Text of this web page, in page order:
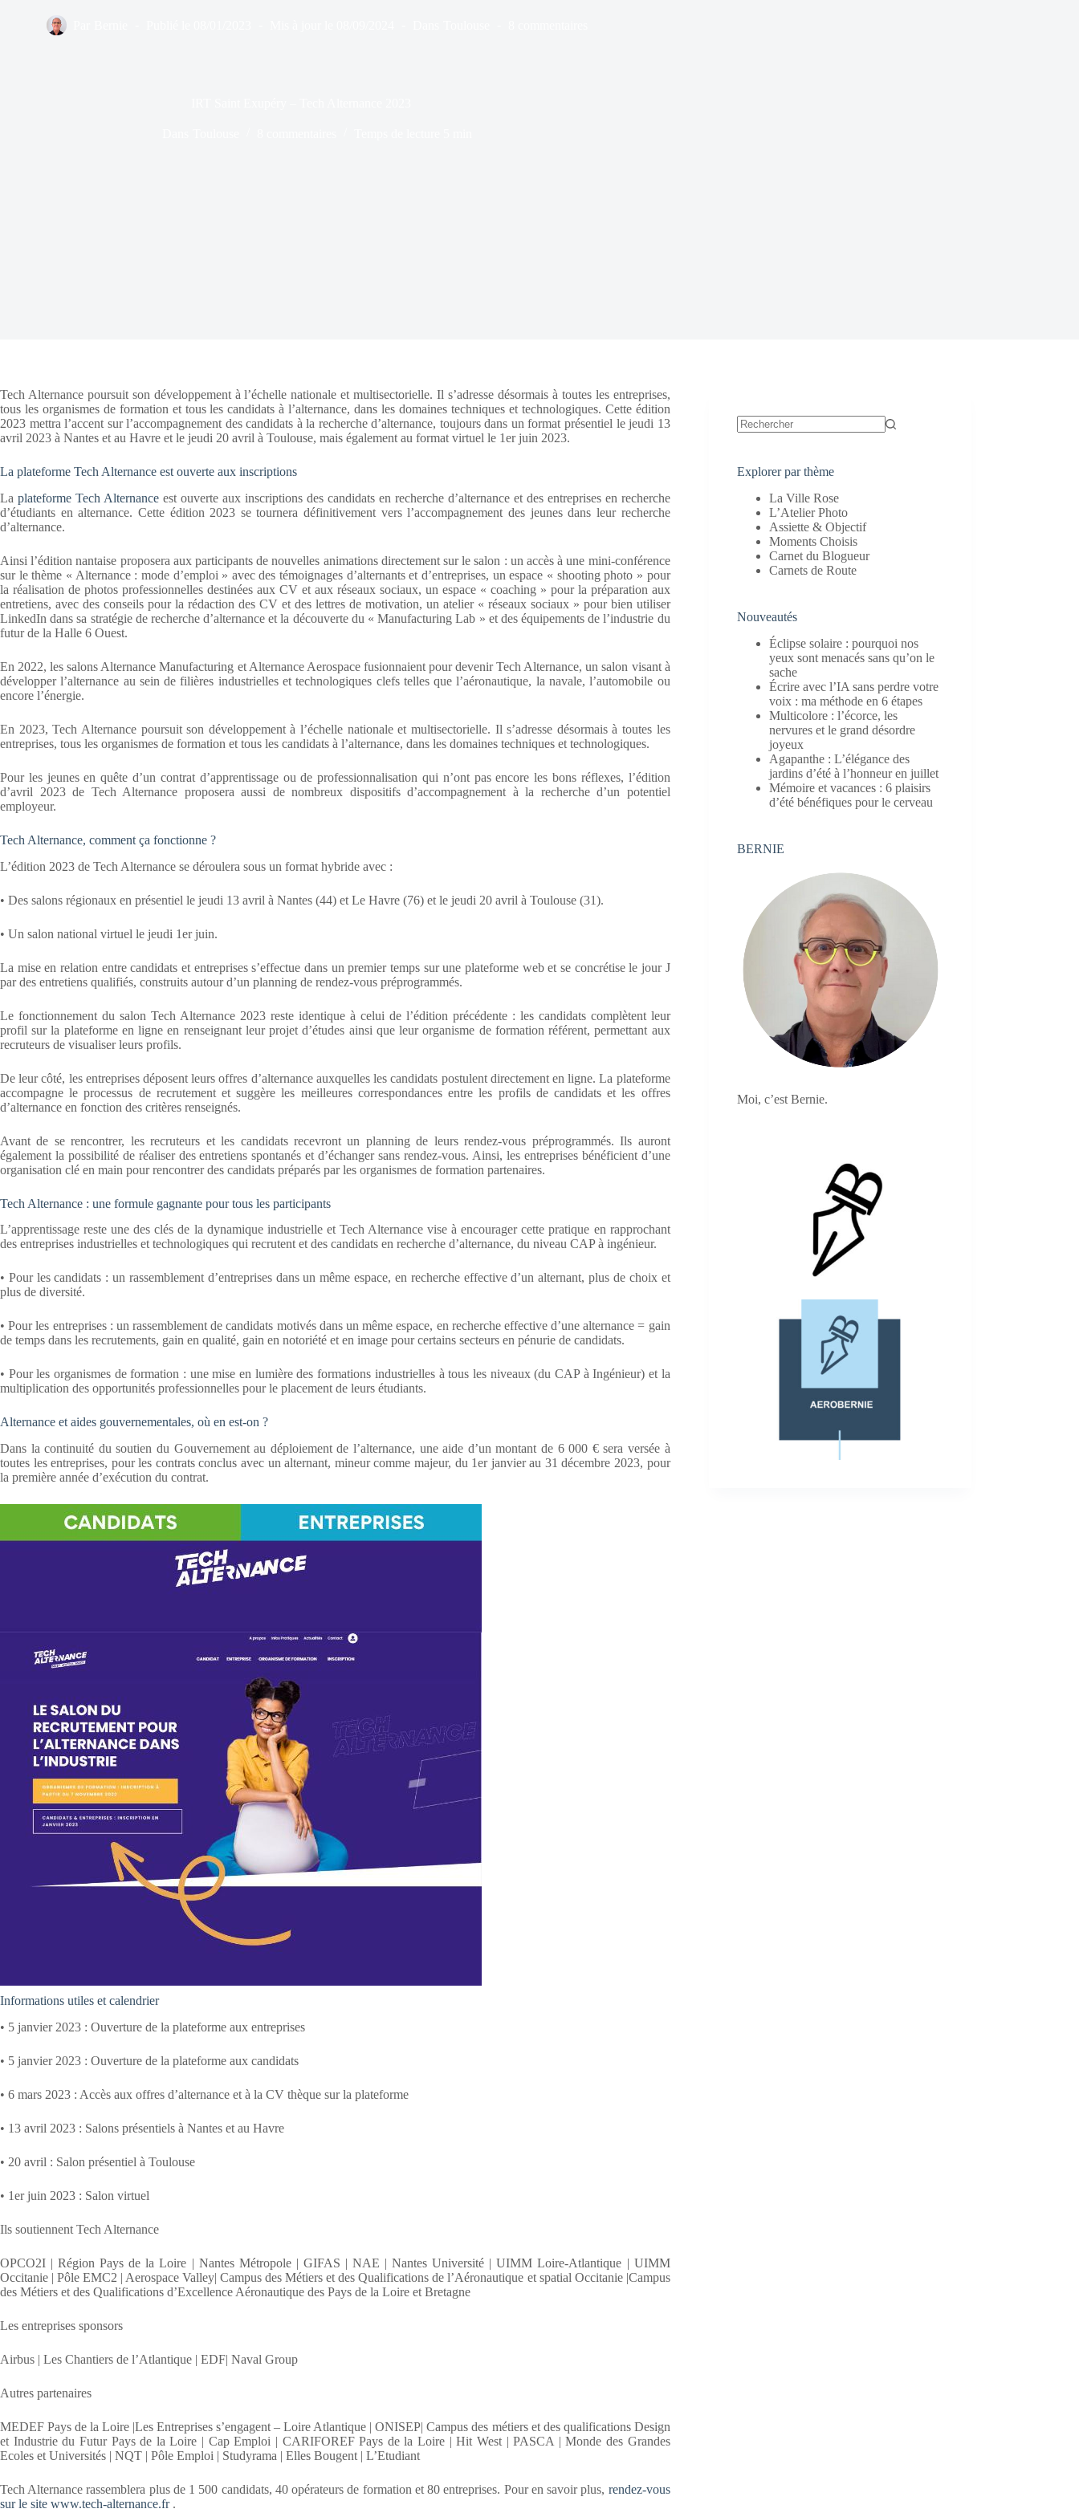
Tech Alternance poursuit son développement à l’échelle nationale et multisectorielle. Il s’adresse désormais à toutes les entreprises,
tous les organismes de formation et tous les candidats à l’alternance, dans les domaines techniques et technologiques. Cette édition
2023 mettra l’accent sur l’accompagnement des candidats à la recherche d’alternance, toujours dans un format présentiel le jeudi 13
avril 2023 à Nantes et au Havre et le jeudi 20 avril à Toulouse, mais également au format virtuel le 1er juin 2023.
La plateforme Tech Alternance est ouverte aux inscriptions
La plateforme Tech Alternanceest ouverte aux inscriptions des candidats en recherche d’alternance et des entreprises en recherche
d’étudiants en alternance. Cette édition 2023 se tournera définitivement vers l’accompagnement des jeunes dans leur recherche
d’alternance.
Ainsi l’édition nantaise proposera aux participants de nouvelles animations directement sur le salon : un accès à une mini-conférence
sur le thème « Alternance : mode d’emploi » avec des témoignages d’alternants et d’entreprises, un espace « shooting photo » pour
la réalisation de photos professionnelles destinées aux CV et aux réseaux sociaux, un espace « coaching » pour la préparation aux
entretiens, avec des conseils pour la rédaction des CV et des lettres de motivation, un atelier « réseaux sociaux » pour bien utiliser
LinkedIn dans sa stratégie de recherche d’alternance et la découverte du « Manufacturing Lab » et des équipements de l’industrie du
futur de la Halle 6 Ouest.
En 2022, les salons Alternance Manufacturing et Alternance Aerospace fusionnaient pour devenir Tech Alternance, un salon visant à
développer l’alternance au sein de filières industrielles et technologiques clefs telles que l’aéronautique, la navale, l’automobile ou
encore l’énergie.
En 2023, Tech Alternance poursuit son développement à l’échelle nationale et multisectorielle. Il s’adresse désormais à toutes les
entreprises, tous les organismes de formation et tous les candidats à l’alternance, dans les domaines techniques et technologiques.
Pour les jeunes en quête d’un contrat d’apprentissage ou de professionnalisation qui n’ont pas encore les bons réflexes, l’édition
d’avril 2023 de Tech Alternance proposera aussi de nombreux dispositifs d’accompagnement à la recherche d’un potentiel
employeur.
Tech Alternance, comment ça fonctionne ?
L’édition 2023 de Tech Alternance se déroulera sous un format hybride avec :
• Des salons régionaux en présentiel le jeudi 13 avril à Nantes (44) et Le Havre (76) et le jeudi 20 avril à Toulouse (31).
• Un salon national virtuel le jeudi 1er juin.
La mise en relation entre candidats et entreprises s’effectue dans un premier temps sur une plateforme web et se concrétise le jour J
par des entretiens qualifiés, construits autour d’un planning de rendez-vous préprogrammés.
Le fonctionnement du salon Tech Alternance 2023 reste identique à celui de l’édition précédente : les candidats complètent leur
profil sur la plateforme en ligne en renseignant leur projet d’études ainsi que leur organisme de formation référent, permettant aux
recruteurs de visualiser leurs profils.
De leur côté, les entreprises déposent leurs offres d’alternance auxquelles les candidats postulent directement en ligne. La plateforme
accompagne le processus de recrutement et suggère les meilleures correspondances entre les profils de candidats et les offres
d’alternance en fonction des critères renseignés.
Avant de se rencontrer, les recruteurs et les candidats recevront un planning de leurs rendez-vous préprogrammés. Ils auront
également la possibilité de réaliser des entretiens spontanés et d’échanger sans rendez-vous. Ainsi, les entreprises bénéficient d’une
organisation clé en main pour rencontrer des candidats préparés par les organismes de formation partenaires.
Tech Alternance : une formule gagnante pour tous les participants
L’apprentissage reste une des clés de la dynamique industrielle et Tech Alternance vise à encourager cette pratique en rapprochant
des entreprises industrielles et technologiques qui recrutent et des candidats en recherche d’alternance, du niveau CAP à ingénieur.
• Pour les candidats : un rassemblement d’entreprises dans un même espace, en recherche effective d’un alternant, plus de choix et
plus de diversité.
• Pour les entreprises : un rassemblement de candidats motivés dans un même espace, en recherche effective d’une alternance = gain
de temps dans les recrutements, gain en qualité, gain en notoriété et en image pour certains secteurs en pénurie de candidats.
• Pour les organismes de formation : une mise en lumière des formations industrielles à tous les niveaux (du CAP à Ingénieur) et la
multiplication des opportunités professionnelles pour le placement de leurs étudiants.
Alternance et aides gouvernementales, où en est-on ?
Dans la continuité du soutien du Gouvernement au déploiement de l’alternance, une aide d’un montant de 6 000 € sera versée à
toutes les entreprises, pour les contrats conclus avec un alternant, mineur comme majeur, du 1er janvier au 31 décembre 2023, pour
la première année d’exécution du contrat.
Informations utiles et calendrier
• 5 janvier 2023 : Ouverture de la plateforme aux entreprises
• 5 janvier 2023 : Ouverture de la plateforme aux candidats
• 6 mars 2023 : Accès aux offres d’alternance et à la CV thèque sur la plateforme
• 13 avril 2023 : Salons présentiels à Nantes et au Havre
• 20 avril : Salon présentiel à Toulouse
• 1er juin 2023 : Salon virtuel
Ils soutiennent Tech Alternance
OPCO2I | Région Pays de la Loire | Nantes Métropole | GIFAS | NAE | Nantes Université | UIMM Loire-Atlantique | UIMM
Occitanie | Pôle EMC2 | Aerospace Valley| Campus des Métiers et des Qualifications de l’Aéronautique et spatial Occitanie |Campus
des Métiers et des Qualifications d’Excellence Aéronautique des Pays de la Loire et Bretagne
Les entreprises sponsors
Airbus | Les Chantiers de l’Atlantique | EDF| Naval Group
Autres partenaires
MEDEF Pays de la Loire |Les Entreprises s’engagent – Loire Atlantique | ONISEP| Campus des métiers et des qualifications Design
et Industrie du Futur Pays de la Loire | Cap Emploi | CARIFOREF Pays de la Loire | Hit West | PASCA | Monde des Grandes
Ecoles et Universités | NQT | Pôle Emploi | Studyrama | Elles Bougent | L’Etudiant
Tech Alternance rassemblera plus de 1 500 candidats, 40 opérateurs de formation et 80 entreprises. Pour en savoir plus, rendez-vous
sur le site www.tech-alternance.fr.
Explorer par thème
La Ville Rose
L’Atelier Photo
Assiette & Objectif
Moments Choisis
Carnet du Blogueur
Carnets de Route
Nouveautés
Éclipse solaire : pourquoi nos
yeux sont menacés sans qu’on le
sache
Écrire avec l’IA sans perdre votre
voix : ma méthode en 6 étapes
Multicolore : l’écorce, les
nervures et le grand désordre
joyeux
Agapanthe : L’élégance des
jardins d’été à l’honneur en juillet
Mémoire et vacances : 6 plaisirs
d’été bénéfiques pour le cerveau
BERNIE
Moi, c’est Bernie.